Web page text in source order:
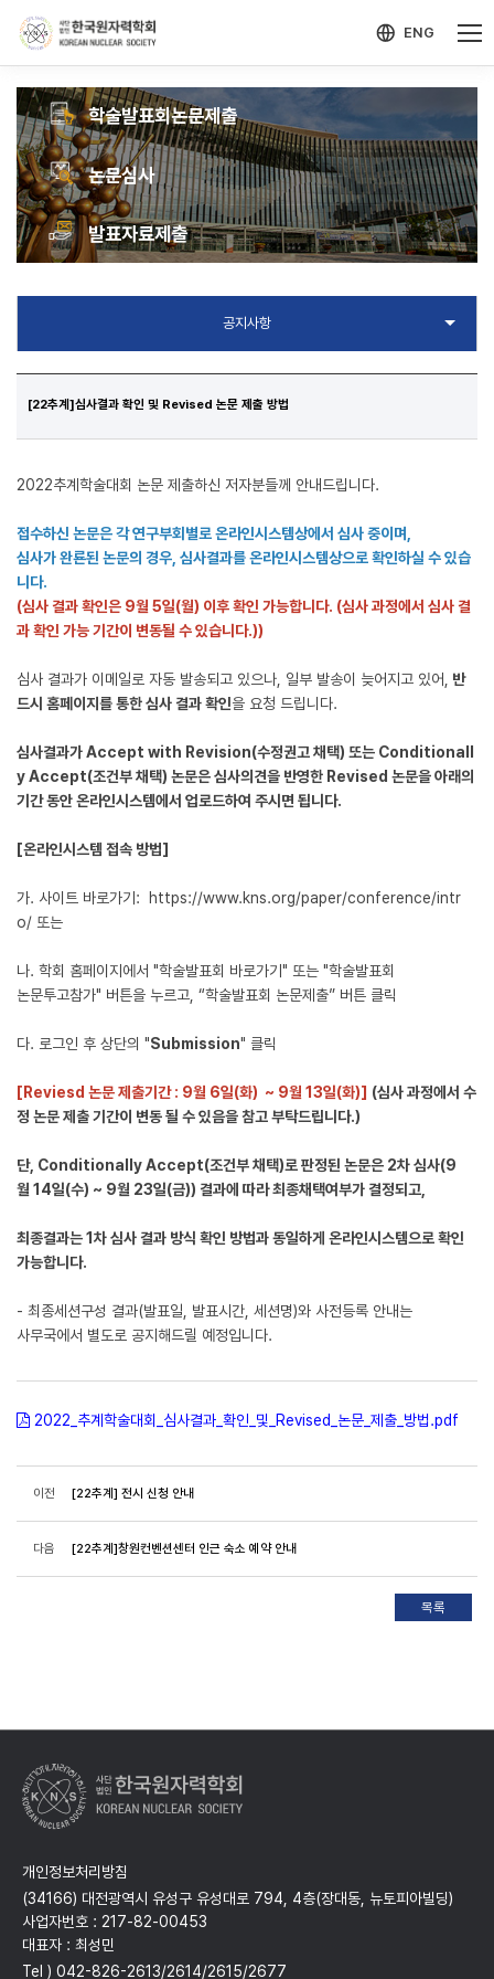
ENG
학술발표회논문제출
논문심사
발표자료제출
[22추계]심사결과 확인 및 Revised 논문 제출 방법
2022추계학술대회 논문 제출하신 저자분들께 안내드립니다.
접수하신 논문은 각 연구부회별로 온라인시스템상에서 심사 중이며,
심사가 완룐된 논문의 경우, 심사결과를 온라인시스템상으로 확인하실 수 있습
니다.
(심사 결과 확인은 9월 5일(월) 이후 확인 가능합니다. (심사 과정에서 심사 결
과 확인 가능 기간이 변동될 수 있습니다.))
심사 결과가 이메일로 자동 발송되고 있으나, 일부 발송이 늦어지고 있어,
반
드시 홈페이지를 통한 심사 결과 확인을 요청 드립니다.
심사결과가 Accept with Revision(수정권고 채택) 또는 Conditionall
y Accept(조건부 채택) 논문은 심사의견을 반영한 Revised 논문을 아래의
기간 동안 온라인시스템에서 업로드하여 주시면 됩니다.
[온라인시스템 접속 방법]
가. 사이트 바로가기:
https://www.kns.org/paper/conference/intr
o/ 또는
나. 학회 홈페이지에서 "학술발표회 바로가기" 또는 "학술발표회
논문투고참가" 버튼을 누르고, “학술발표회 논문제출” 버튼 클릭
다. 로그인 후 상단의 "Submission" 클릭
[Reviesd 논문 제출기간: 9월 6일(화) ~ 9월 13일(화)] (심사 과정에서 수
정 논문 제출 기간이 변동 될 수 있음을 참고 부탁드립니다.)
단, Conditionally Accept(조건부 채택)로 판정된 논문은 2차 심사(9
월 14일(수) ~ 9월 23일(금)) 결과에 따라 최종채택여부가 결정되고,
최종결과는 1차 심사 결과 방식 확인 방법과 동일하게 온라인시스템으로 확인
가능합니다.
- 최종세션구성 결과(발표일, 발표시간, 세션명)와 사전등록 안내는
사무국에서 별도로 공지해드릴 예정입니다.
2022_추계학술대회_심사결과_확인_및_Revised_논문_제출_방법.pdf
이전 [22추계] 전시 신청 안내
다음 [22추계]창원컨벤션센터 인근 숙소 예약 안내
개인정보처리방침
(34166) 대전광역시 유성구 유성대로 794, 4층(장대동, 뉴토피아빌딩)
사업자번호 : 217-82-00453
대표자 : 최성민
Tel ) 042-826-2613/2614/2615/2677